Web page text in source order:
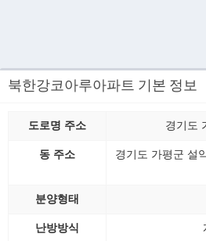
북한강코아루아파트 기본 정보
도로명 주소 경기도
동 주소
경기도 가평군 설
분양형태
난방방식